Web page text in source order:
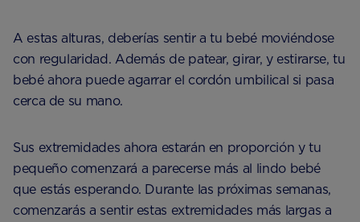
A estas alturas, deberías sentir a tu bebé moviéndose
con regularidad. Además de patear, girar, y estirarse, tu
bebé ahora puede agarrar el cordón umbilical si pasa
cerca de su mano.
Sus extremidades ahora estarán en proporción y tu
pequeño comenzará a parecerse más al lindo bebé
que estás esperando. Durante las próximas semanas,
comenzarás a sentir estas extremidades más largas a